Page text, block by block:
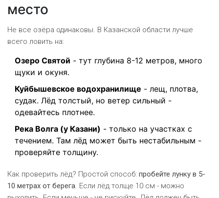
место
Не все озёра одинаковы. В Казанской области лучше
всего ловить на:
Озеро Святой - тут глубина 8-12 метров, много
щуки и окуня.
Куйбышевское водохранилище - лещ, плотва,
судак. Лёд толстый, но ветер сильный -
одевайтесь плотнее.
Река Волга (у Казани) - только на участках с
течением. Там лёд может быть нестабильным -
проверяйте толщину.
Как проверить лёд? Простой способ: пробейте лунку в 5-
10 метрах от берега. Если лёд толще 10 см - можно